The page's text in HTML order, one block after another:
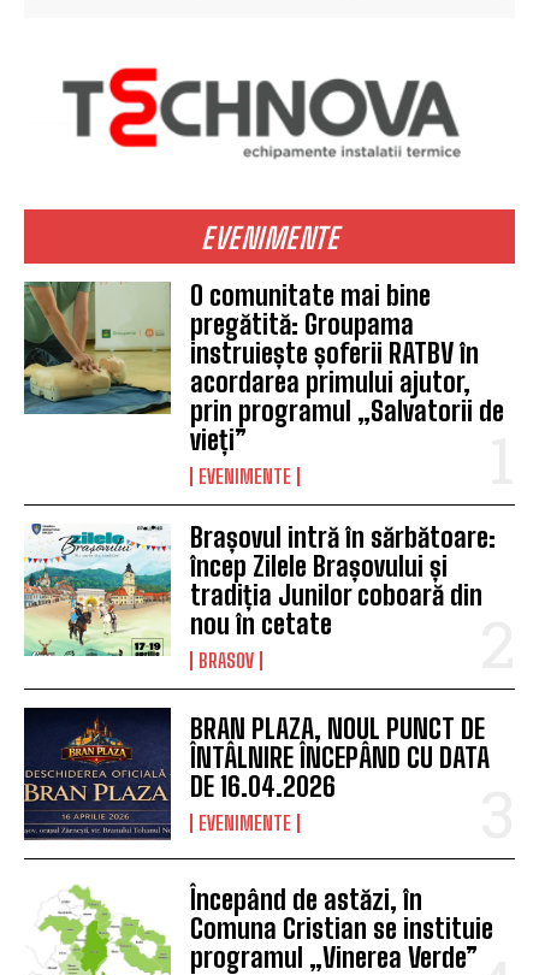
EVENIMENTE
O comunitate mai bine
pregătită: Groupama
instruiește șoferii RATBV în
acordarea primului ajutor,
prin programul „Salvatorii de
vieți”
EVENIMENTE
Brașovul intră în sărbătoare:
încep Zilele Brașovului și
tradiția Junilor coboară din
nou în cetate
BRASOV
BRAN PLAZA, NOUL PUNCT DE
ÎNTÂLNIRE ÎNCEPÂND CU DATA
DE 16.04.2026
EVENIMENTE
Începând de astăzi, în
Comuna Cristian se instituie
programul „Vinerea Verde”